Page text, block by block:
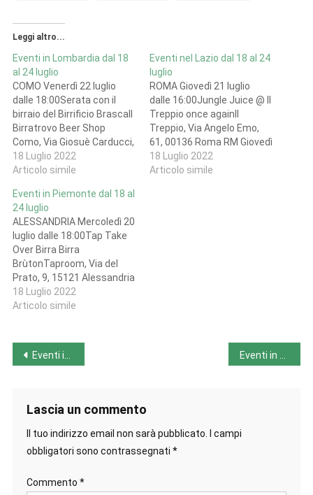
Leggi altro...
Eventi in Lombardia dal 18
al 24 luglio
COMO Venerdì 22 luglio
dalle 18:00Serata con il
birraio del Birrificio BrascaIl
Birratrovo Beer Shop
Como, Via Giosuè Carducci,
3, 22100 Como CO Sabato
23 luglio dalle 19:30SLY
DUBirrificio Bi-Du, Via
Torino, 50, 22077 Olgiate
Comasco CO BERGAMO Da
martedì 19 a domenica 24
luglioFESTIVAL DELLE
BIRRE ARTIGIANALI…
18 Luglio 2022
Articolo simile
Eventi nel Lazio dal 18 al 24
luglio
ROMA Giovedì 21 luglio
dalle 16:00Jungle Juice @ Il
Treppio once againIl
Treppio, Via Angelo Emo,
61, 00136 Roma RM Giovedì
21 luglio dalle 16:00I
Birrozzi e i vini di Padre
18 Luglio 2022
Articolo simile
Eventi in Piemonte dal 18 al
24 luglio
ALESSANDRIA Mercoledì 20
luglio dalle 18:00Tap Take
Over Birra Birra
BrùtonTaproom, Via del
Prato, 9, 15121 Alessandria
AL Venerdì 22 luglio dalle
17:30BEER & FOODBirrificio
Domenica 24 luglio dalle
13895 Vagliumina BI
CUNEO…
18 Luglio 2022
Articolo simile
Navigazione
Eventi in Toscana dal 18 al 24 luglio
Lascia un commento
Il tuo indirizzo email non sarà pubblicato.
I campi
obbligatori sono contrassegnati *
Commento *